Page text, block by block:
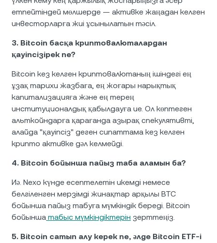
етпейтіндей мөлшерде — активке жаңадан келген
инвесторларға жиі ұсынылатын тәсіл.
3. Bitcoin басқа криптовалюталардан
қауіпсізірек пе?
Bitcoin кез келген криптовалютаның ішіндегі ең
ұзақ тарихи жазбаға, ең жоғары нарықтық
капитализацияға және ең терең
институционалдық қабылдауға ие. Ол көптеген
альткойндарға қарағанда азырақ спекулятивті,
алайда "қауіпсіз" деген сипаттама кез келген
крипто активке дәл келмейді.
4. Bitcoin бойынша пайыз таба аламын ба?
Иә. Nexo күнде есептелетін икемді немесе
белгіленген мерзімді жинақтар арқылы BTC
бойынша пайыз табуға мүмкіндік береді. Bitcoin
бойынша табыс мүмкіндіктерін зерттеңіз.
5. Bitcoin сатып алу керек пе, әлде Bitcoin ETF-і